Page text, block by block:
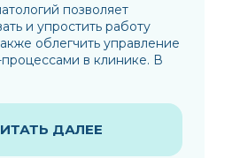
позволяет
и упростить работу
облегчить управление
в клинике. В
ДАЛЕЕ